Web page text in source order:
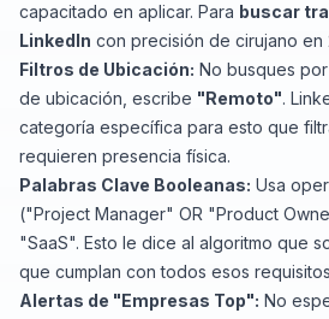
capacitado en aplicar. Para buscar
LinkedIn con precisión de cirujano en
Filtros de Ubicación: No busques
de ubicación, escribe "Remoto".
categoría específica para esto que
requieren presencia física.
Palabras Clave Booleanas: Usa
("Project Manager" OR "Product
"SaaS". Esto le dice al algoritmo que
que cumplan con todos esos
Alertas de "Empresas Top": No